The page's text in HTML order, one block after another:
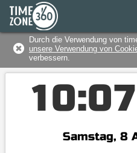
Durch die Verwendung von
unsere Verwendung von
verbessern.
10:07
Samstag, 8